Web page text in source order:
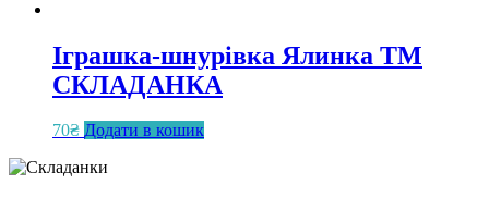
Іграшка-шнурівка Ялинка ТМ
СКЛАДАНКА
70₴ Додати в кошик